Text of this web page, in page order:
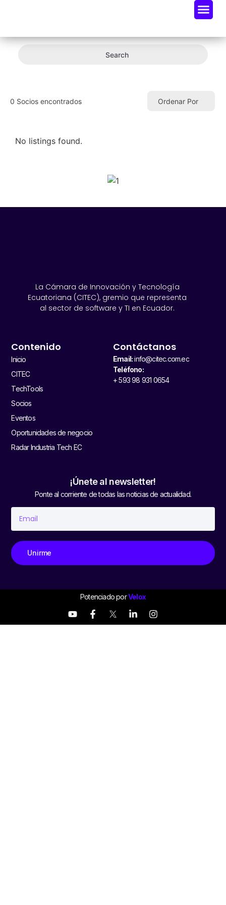
Search
0 Socios encontrados Ordenar Por
No listings found.
La Cámara de Innovación y Tecnología
Ecuatoriana (CITEC), gremio que representa
al sector de software y TI en Ecuador.
Contenido
Inicio
CITEC
TechTools
Socios
Eventos
Oportunidades de negocio
Radar Industria Tech EC
Contáctanos
Email:info@citec.com.ec
Teléfono:
+ 593 98 931 0654
¡Únete al newsletter!
Ponte al corriente de todas las noticias de actualidad.
Unirme
Potenciado porVelox